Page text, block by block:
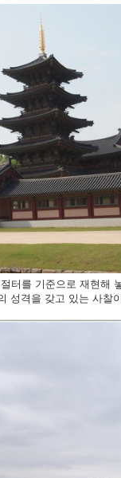
터를 기준으로 재현해
성격을 갖고 있는 사찰